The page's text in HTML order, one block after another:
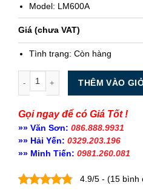
Model: LM600A
Giá (chưa VAT)
Tình trạng: Còn hàng
THÊM VÀO
Gọi ngay để có Giá Tốt !
»» Văn Sơn: 086.888.9931
»» Hải Yến: 0329.203.196
»» Minh Tiến: 0981.260.081
4.9/5 - (15 bình